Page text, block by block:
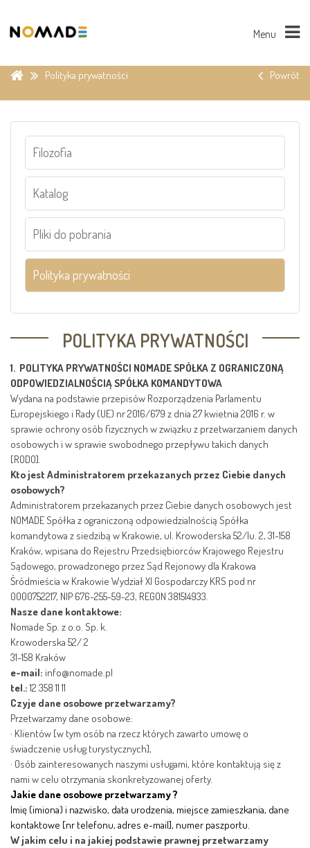
Menu
Polityka prywatności Powrót
Filozofia
Katalog
Pliki do pobrania
Polityka prywatności
POLITYKA PRYWATNOŚCI
1. POLITYKA PRYWATNOŚCI NOMADE SPÓŁKA Z OGRANICZONĄ
ODPOWIEDZIALNOŚCIĄ SPÓŁKA KOMANDYTOWA
Wydana na podstawie przepisów Rozporządzenia Parlamentu
Europejskiego i Rady (UE) nr 2016/679 z dnia 27 kwietnia 2016 r. w
sprawie ochrony osób fizycznych w związku z przetwarzaniem danych
osobowych i w sprawie swobodnego przepływu takich danych
[RODO].
Kto jest Administratorem przekazanych przez Ciebie danych
osobowych?
Administratorem przekazanych przez Ciebie danych osobowych jest
NOMADE Spółka z ograniczoną odpowiedzialnością Spółka
komandytowa z siedzibą w Krakowie, ul. Krowoderska 52/lu. 2, 31-158
Kraków, wpisana do Rejestru Przedsiębiorców Krajowego Rejestru
Sądowego, prowadzonego przez Sąd Rejonowy dla Krakowa
Śródmieścia w Krakowie Wydział XI Gospodarczy KRS pod nr
0000752217, NIP 676-255-59-23, REGON 381514933.
Nasze dane kontaktowe:
Nomade Sp. z o.o. Sp. k.
Krowoderska 52/ 2
31-158 Kraków
e-mail: info@nomade.pl
tel.:12 358 11 11
Czyje dane osobowe przetwarzamy?
Przetwarzamy dane osobowe:
· Klientów [w tym osób na rzecz których zawarto umowę o
świadczenie usług turystycznych],
· Osób zainteresowanych naszymi usługami, które kontaktują się z
nami w celu otrzymania skonkretyzowanej oferty.
Jakie dane osobowe przetwarzamy ?
Imię (imiona) i nazwisko, data urodzenia, miejsce zamieszkania, dane
kontaktowe [nr telefonu, adres e-mail], numer paszportu.
W jakim celu i na jakiej podstawie prawnej przetwarzamy